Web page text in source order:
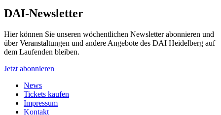
DAI-Newsletter
Hier können Sie unseren wöchentlichen Newsletter abonnieren und
über Veranstaltungen und andere Angebote des DAI Heidelberg auf
dem Laufenden bleiben.
Jetzt abonnieren
News
Tickets kaufen
Impressum
Kontakt